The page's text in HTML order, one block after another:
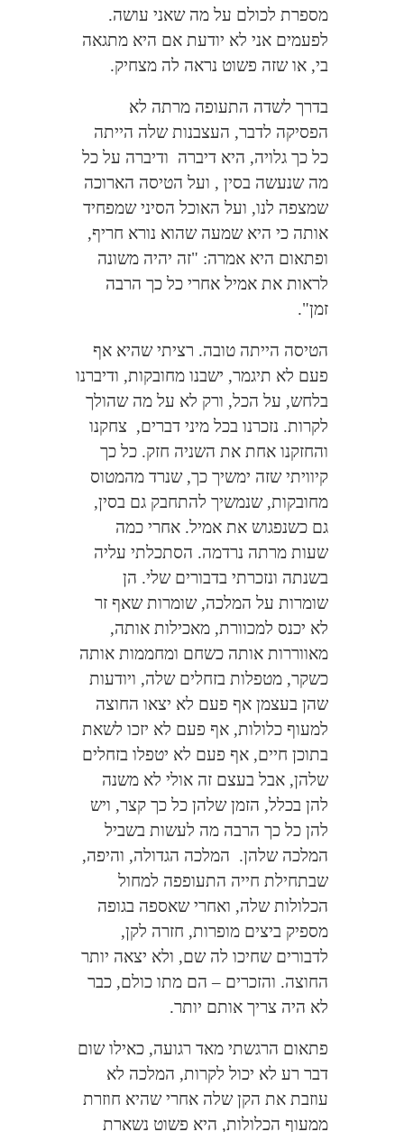
מספרת לכולם על מה שאני עושה.
לפעמים אני לא יודעת אם היא מתגאה
בי, או שזה פשוט נראה לה מצחיק.
בדרך לשדה התעופה מרתה לא
הפסיקה לדבר, העצבנות שלה הייתה
כל כך גלויה, היא דיברה ודיברה על כל
מה שנעשה בסין , ועל הטיסה הארוכה
שמצפה לנו, ועל האוכל הסיני שמפחיד
אותה כי היא שמעה שהוא נורא חריף,
ופתאום היא אמרה: "זה יהיה משונה
לראות את אמיל אחרי כל כך הרבה
זמן".
הטיסה הייתה טובה. רציתי שהיא אף
פעם לא תיגמר, ישבנו מחובקות, ודיברנו
בלחש, על הכל, ורק לא על מה שהולך
לקרות. נזכרנו בכל מיני דברים, צחקנו
והחזקנו אחת את השניה חזק. כל כך
קיוויתי שזה ימשיך כך, שנרד מהמטוס
מחובקות, שנמשיך להתחבק גם בסין,
גם כשנפגוש את אמיל. אחרי כמה
שעות מרתה נרדמה. הסתכלתי עליה
בשנתה ונזכרתי בדבורים שלי. הן
שומרות על המלכה, שומרות שאף זר
לא יכנס למכוורת, מאכילות אותה,
מאווררות אותה כשחם ומחממות אותה
כשקר, מטפלות בזחלים שלה, ויודעות
שהן בעצמן אף פעם לא יצאו החוצה
למעוף כלולות, אף פעם לא יזכו לשאת
בתוכן חיים, אף פעם לא יטפלו בזחלים
שלהן, אבל בעצם זה אולי לא משנה
להן בכלל, הזמן שלהן כל כך קצר, ויש
להן כל כך הרבה מה לעשות בשביל
המלכה שלהן. המלכה הגדולה, והיפה,
שבתחילת חייה התעופפה למחול
הכלולות שלה, ואחרי שאספה בגופה
מספיק ביצים מופרות, חזרה לקן,
לדבורים שחיכו לה שם, ולא יצאה יותר
החוצה. והזכרים – הם מתו כולם, כבר
לא היה צריך אותם יותר.
פתאום הרגשתי מאד רגועה, כאילו שום
דבר רע לא יכול לקרות, המלכה לא
עוזבת את הקן שלה אחרי שהיא חוזרת
ממעוף הכלולות, היא פשוט נשארת